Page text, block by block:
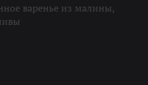
варенье из малины,